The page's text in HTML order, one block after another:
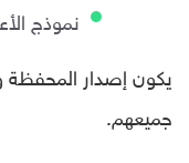
نموذج
يكون إصدار المحفظة
جميعهم.